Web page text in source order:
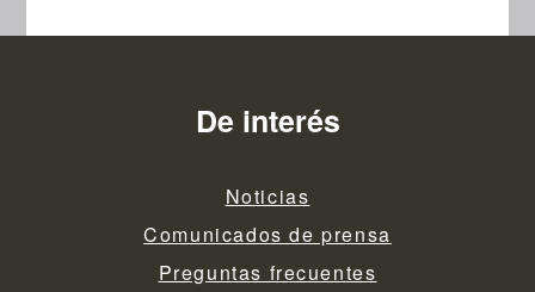
De interés
Noticias
Comunicados de prensa
Preguntas frecuentes